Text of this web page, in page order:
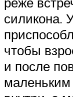
силикона.
чтобы
и после